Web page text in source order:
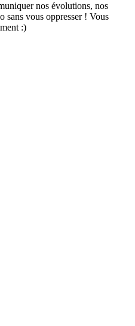
nos évolutions, nos
sans vous oppresser ! Vous
:)